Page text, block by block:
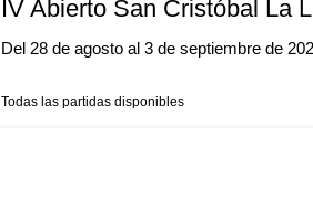
IV Abierto San Cristóbal La
Del 28 de agosto al 3 de septiembre de
Todas las partidas disponibles